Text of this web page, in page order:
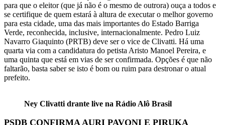
para que o eleitor (que já não é o mesmo de outrora) ouça a todos e
se certifique de quem estará à altura de executar o melhor governo
para esta cidade, uma das mais importantes do Estado Barriga
Verde, reconhecida, inclusive, internacionalmente. Pedro Luiz
Navarro Giaquinto (PRTB) deve ser o vice de Clivatti. Há uma
quarta via com a candidatura do petista Aristo Manoel Pereira, e
uma quinta que está em vias de ser confirmada. Opções é que não
faltarão, basta saber se isto é bom ou ruim para destronar o atual
prefeito.
Ney Clivatti drante live na Rádio Alô Brasil
PSDB CONFIRMA AURI PAVONI E PIRUKA